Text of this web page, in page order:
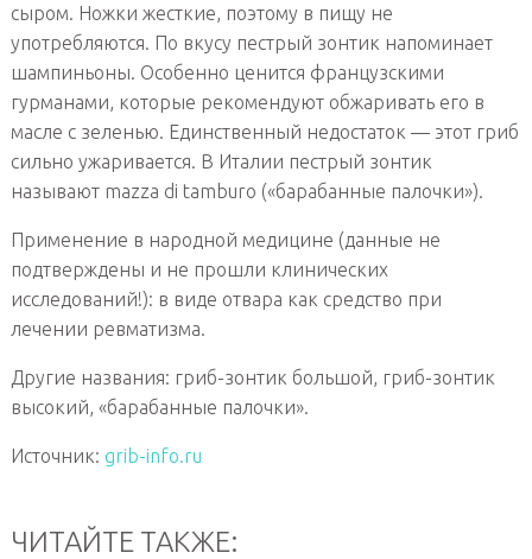
сыром. Ножки жесткие, поэтому в пищу не
употребляются. По вкусу пестрый зонтик напоминает
шампиньоны. Особенно ценится французскими
гурманами, которые рекомендуют обжаривать его в
масле с зеленью. Единственный недостаток — этот гриб
сильно ужаривается. В Италии пестрый зонтик
называют mazza di tamburo («барабанные палочки»).
Применение в народной медицине (данные не
подтверждены и не прошли клинических
исследований!): в виде отвара как средство при
лечении ревматизма.
Другие названия: гриб-зонтик большой, гриб-зонтик
высокий, «барабанные палочки».
Источник: grib-info.ru
ЧИТАЙТЕ ТАКЖЕ: